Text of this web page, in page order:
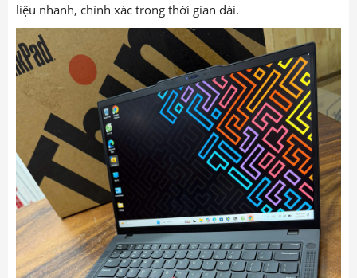
liệu nhanh, chính xác trong thời gian dài.